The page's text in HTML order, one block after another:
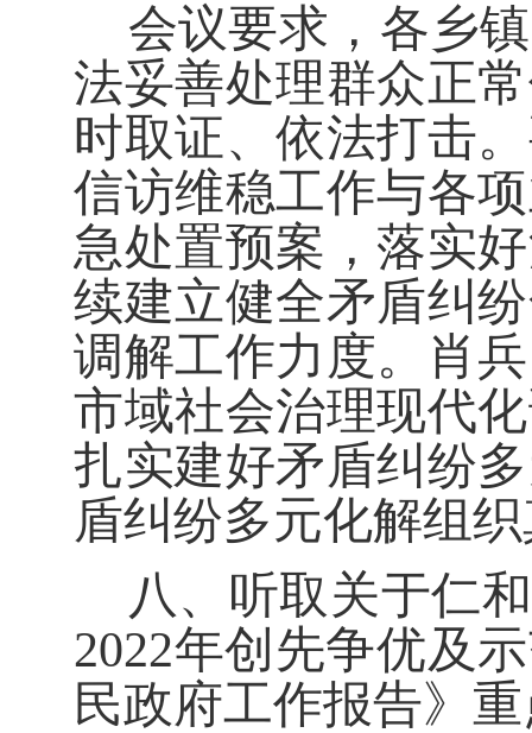
会议要求 ， 各乡
法妥善处理群众正
时取证、依法打击
信访维稳工作与各
急处置预案 ， 落实
续建立健全矛盾纠
调解工作力度。
肖
市域社会治理现代
扎实建好矛盾纠纷
盾纠纷多元化解组
八、听取关于仁
2022年创先争优及
民政府工作报告》